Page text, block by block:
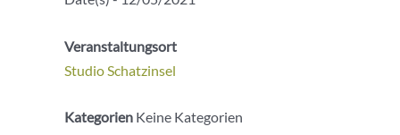
Veranstaltungsort
Studio Schatzinsel
Kategorien Keine Kategorien